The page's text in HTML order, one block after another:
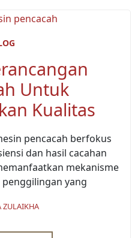
Untuk
Kualitas
pencacah berfokus
dan hasil cacahan
mekanisme
yang
ZULAIKHA